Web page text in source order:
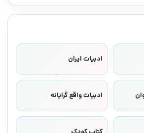
ادبیات ایران
ادبیات واقع گرایانه